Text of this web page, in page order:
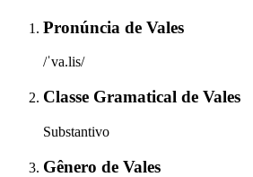
Pronúncia de Vales
/ˈva.lis/
Classe Gramatical de Vales
Substantivo
Gênero de Vales